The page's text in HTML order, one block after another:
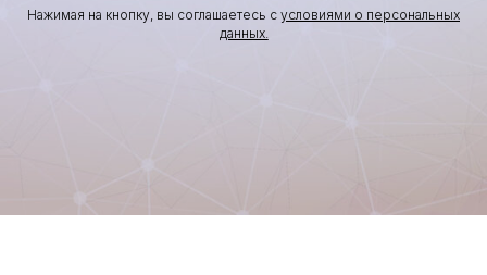
Нажимая на кнопку, вы соглашаетесь с условиями о персональных
данных.